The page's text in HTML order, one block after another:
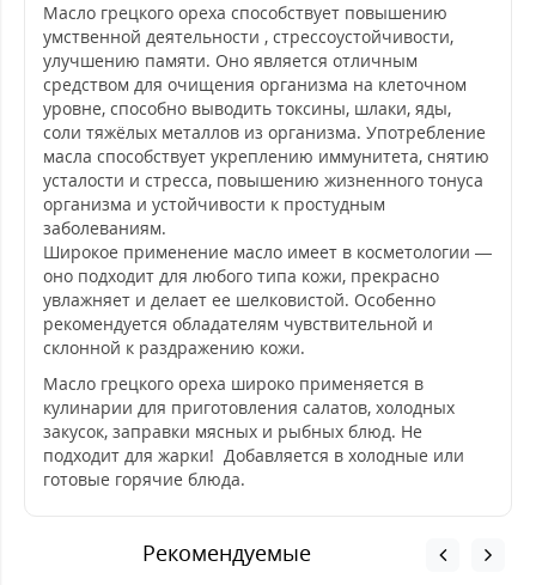
Масло грецкого ореха способствует повышению
умственной деятельности , стрессоустойчивости,
улучшению памяти. Оно является отличным
средством для очищения организма на клеточном
уровне, способно выводить токсины, шлаки, яды,
соли тяжёлых металлов из организма. Употребление
масла способствует укреплению иммунитета, снятию
усталости и стресса, повышению жизненного тонуса
организма и устойчивости к простудным
заболеваниям.
Широкое применение масло имеет в косметологии —
оно подходит для любого типа кожи, прекрасно
увлажняет и делает ее шелковистой. Особенно
рекомендуется обладателям чувствительной и
склонной к раздражению кожи.
Масло грецкого ореха широко применяется в
кулинарии для приготовления салатов, холодных
закусок, заправки мясных и рыбных блюд. Не
подходит для жарки! Добавляется в холодные или
готовые горячие блюда.
Рекомендуемые